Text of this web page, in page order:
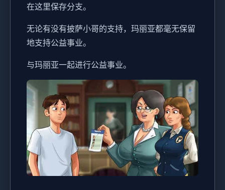
在这里保存分支。
无论有没有披萨小哥的支持，玛丽亚都毫无保留
地支持公益事业。
与玛丽亚一起进行公益事业。